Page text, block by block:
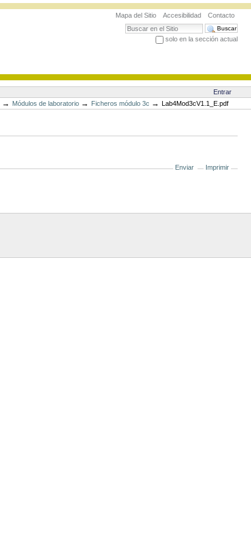
Mapa del Sitio Accesibilidad
Contacto
Buscar
solo en la sección actual
Entrar
→ Módulos de laboratorio → Ficheros módulo 3c →Lab4Mod3cV1.1_E.pdf
Enviar Imprimir